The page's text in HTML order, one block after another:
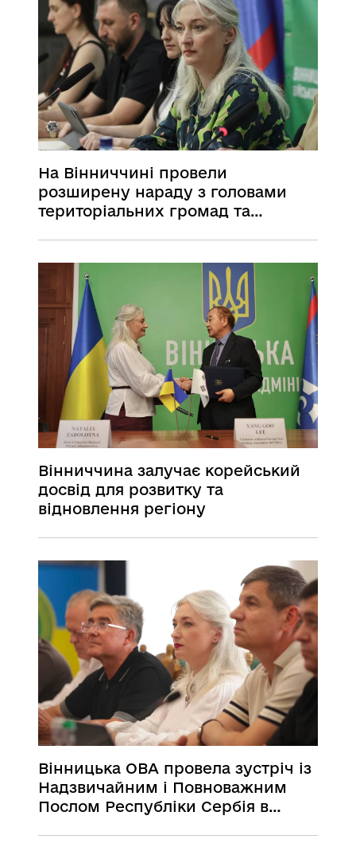
На Вінниччині провели
розширену нараду з головами
територіальних громад та
Вінниччина залучає корейський
досвід для розвитку та
відновлення регіону
Вінницька ОВА провела зустріч із
Надзвичайним і Повноважним
Послом Республіки Сербія в